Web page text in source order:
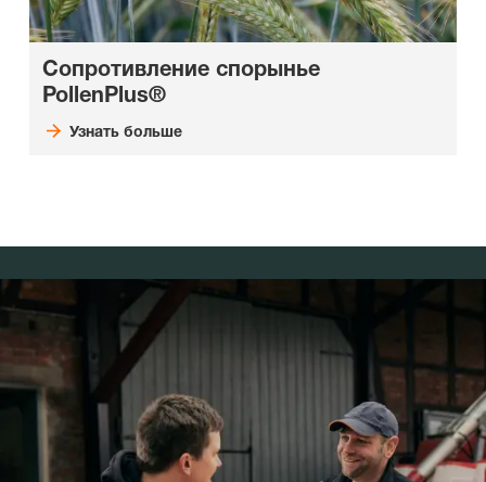
Сопротивление спорынье
PollenPlus®
Узнать больше